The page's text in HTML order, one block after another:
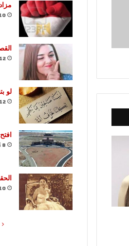
10
12 أبريل، 2023
لو
12 أبريل، 2023
افتح
8 أبريل، 2023
10